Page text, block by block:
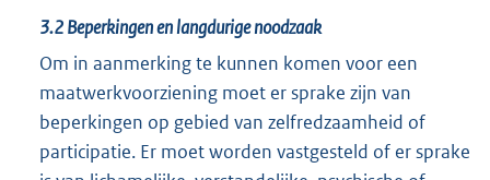
3.2Beperkingen en langdurige noodzaak
Om in aanmerking te kunnen komen voor een
maatwerkvoorziening moet er sprake zijn van
beperkingen op gebied van zelfredzaamheid of
participatie. Er moet worden vastgesteld of er sprake